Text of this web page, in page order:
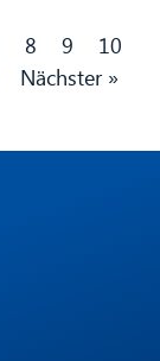
8 9
10
Nächster »